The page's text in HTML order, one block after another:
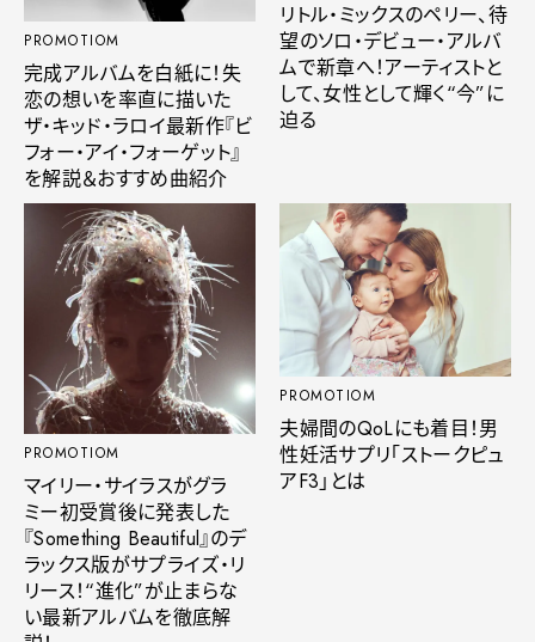
PROMOTIOM
完成アルバムを白紙に！失
恋の想いを率直に描いた
ザ・キッド・ラロイ最新作『ビ
フォー・アイ・フォーゲット』
を解説＆おすすめ曲紹介
リトル・ミックスのペリー、待
望のソロ・デビュー・アルバ
ムで新章へ！アーティストと
して、女性として輝く“今”に
迫る
PROMOTIOM
マイリー・サイラスがグラ
ミー初受賞後に発表した
『Something Beautiful』のデ
ラックス版がサプライズ・リ
リース！“進化”が止まらな
い最新アルバムを徹底解
PROMOTIOM
夫婦間のQoLにも着目！男
性妊活サプリ「ストークピュ
アF3」とは